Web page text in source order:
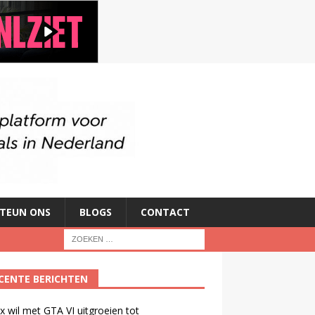
ONS BLOGS CONTACT
BERICHTEN
wil met GTA VI uitgroeien tot